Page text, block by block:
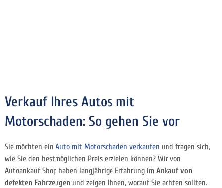
Verkauf Ihres Autos mit
Motorschaden: So gehen Sie vor
Sie möchten ein Auto mit Motorschaden verkaufen und fragen sich,
wie Sie den bestmöglichen Preis erzielen können? Wir von
Autoankauf Shop haben langjährige Erfahrung im Ankauf von
defekten Fahrzeugen und zeigen Ihnen, worauf Sie achten sollten.